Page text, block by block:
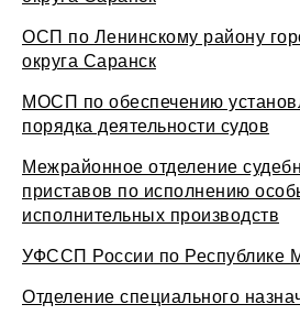
ОСП по Ленинскому району
округа Саранск
МОСП по обеспечению
порядка деятельности судов
Межрайонное отделение
приставов по исполнению
исполнительных производств
УФССП России по Республике
Отделение специального